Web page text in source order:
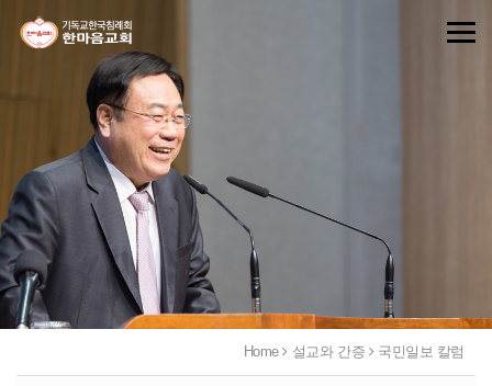
Home 설교와 간증 국민일보 칼럼